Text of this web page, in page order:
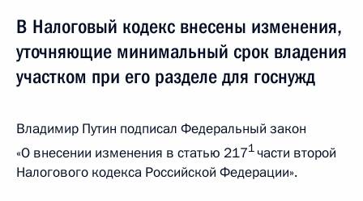
В Налоговый кодекс внесены изменения,
уточняющие минимальный срок владения
участком при его разделе для госнужд
Владимир Путин подписал Федеральный закон
«О внесении изменения в статью 2171 части второй
Налогового кодекса Российской Федерации».